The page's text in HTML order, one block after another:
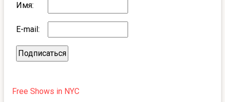
Имя:
E-mail:
Free Shows in NYC